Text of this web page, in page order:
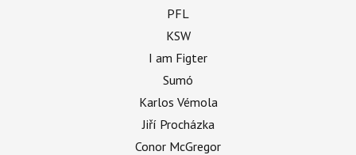
PFL
KSW
I am Figter
Sumó
Karlos Vémola
Jiří Procházka
Conor McGregor